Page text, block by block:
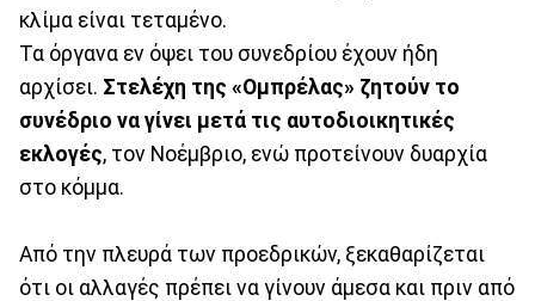
κλίμα είναι τεταμένο.
Τα όργανα εν όψει του συνεδρίου έχουν ήδη
αρχίσει. Στελέχη της «Ομπρέλας» ζητούν το
συνέδριο να γίνει μετά τις αυτοδιοικητικές
εκλογές, τον Νοέμβριο, ενώ προτείνουν δυαρχία
στο κόμμα.
Από την πλευρά των προεδρικών, ξεκαθαρίζεται
ότι οι αλλαγές πρέπει να γίνουν άμεσα και πριν από